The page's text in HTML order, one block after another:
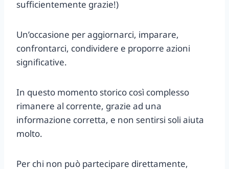
sufficientemente grazie!)
Un’occasione per aggiornarci, imparare,
confrontarci, condividere e proporre azioni
significative.
In questo momento storico così complesso
rimanere al corrente, grazie ad una
informazione corretta, e non sentirsi soli aiuta
molto.
Per chi non può partecipare direttamente,